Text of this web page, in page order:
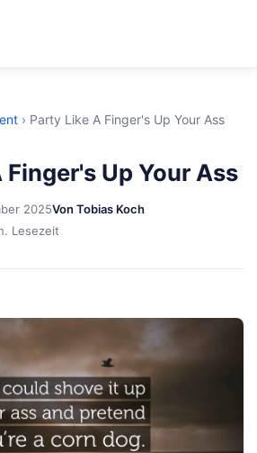
› Party Like A Finger's Up Your Ass
Up Your Ass
2025Von Tobias Koch
Lesezeit